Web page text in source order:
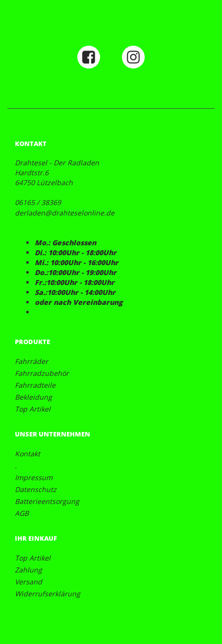
KONTAKT
Drahtesel - Der Radladen
Hardtstr.6
64750 Lützelbach
06165 / 38369
derladen@drahteselonline.de
Mo.: Geschlossen
Di.: 10:00Uhr - 18:00Uhr
Mi.: 10:00Uhr - 16:00Uhr
Do.:10:00Uhr - 19:00Uhr
Fr.:10:00Uhr - 18:00Uhr
Sa.:10:00Uhr - 14:00Uhr
oder nach Vereinbarung
PRODUKTE
Fahrräder
Fahrradzubehör
Fahrradteile
Bekleidung
Top Artikel
UNSER UNTERNEHMEN
Kontakt
.
Impressum
Datenschutz
Batterieentsorgung
AGB
IHR EINKAUF
Top Artikel
Zahlung
Versand
Widerrufserklärung